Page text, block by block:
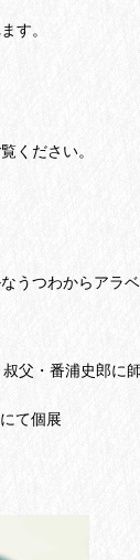
す。
ください。
つわからアラ
父・番浦史郎に
て個展